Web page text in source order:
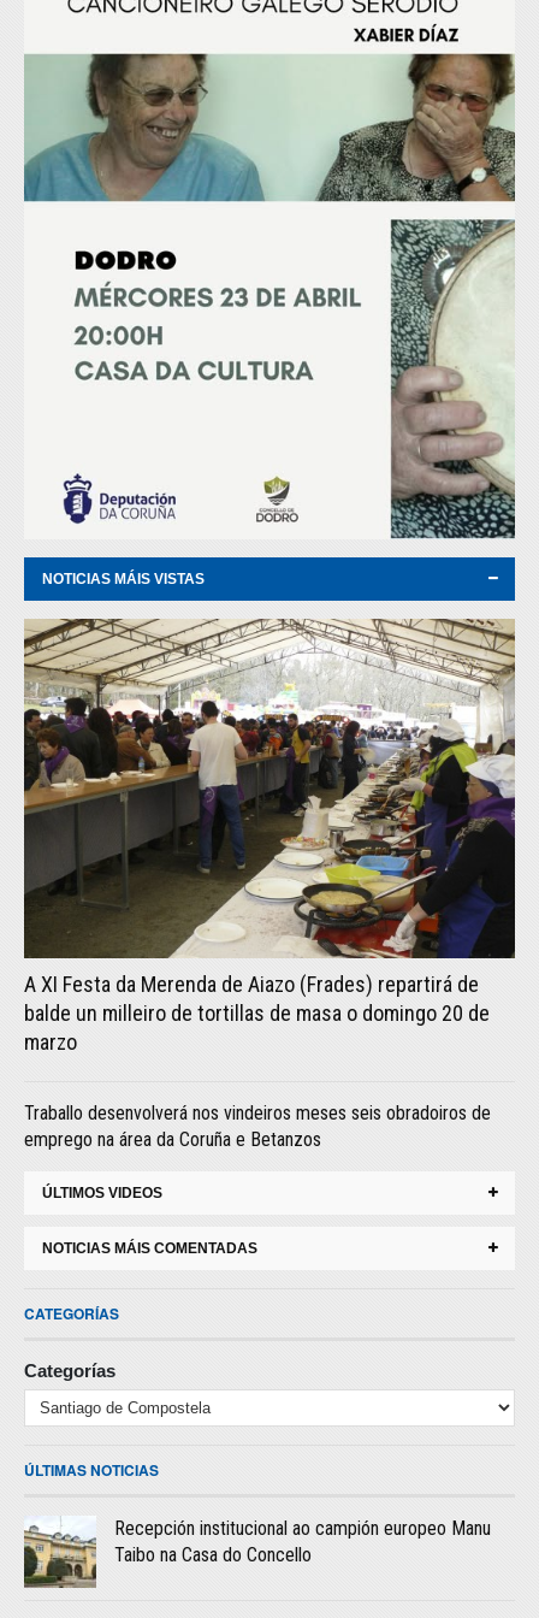
NOTICIAS MÁIS VISTAS
A XI Festa da Merenda de Aiazo (Frades) repartirá de
balde un milleiro de tortillas de masa o domingo 20 de
marzo
Traballo desenvolverá nos vindeiros meses seis obradoiros de
emprego na área da Coruña e Betanzos
ÚLTIMOS VIDEOS
NOTICIAS MÁIS COMENTADAS
CATEGORÍAS
Categorías
ÚLTIMAS NOTICIAS
Recepción institucional ao campión europeo Manu
Taibo na Casa do Concello